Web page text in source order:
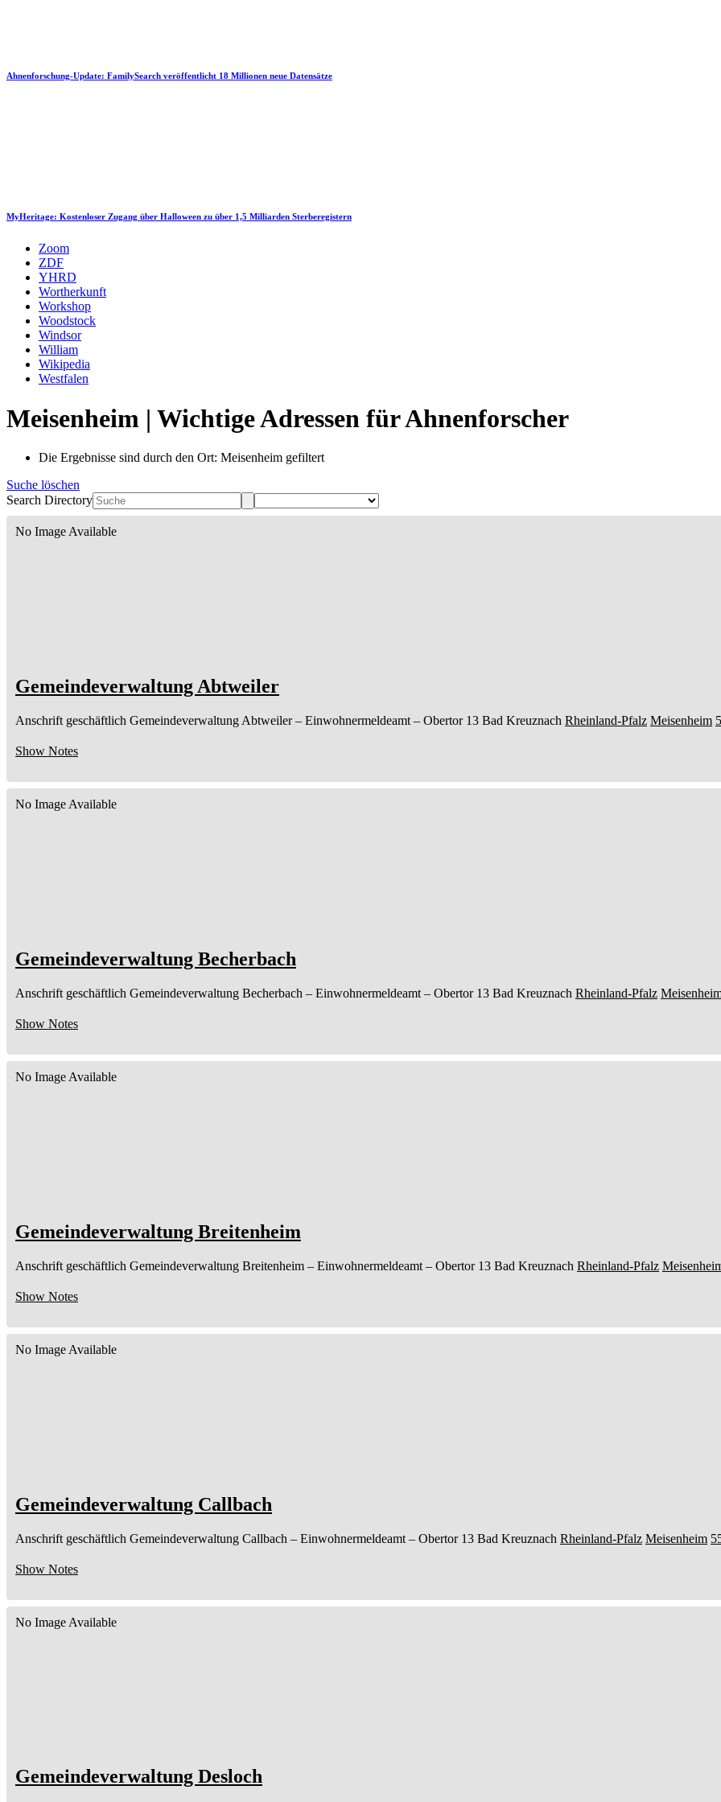
Ahnenforschung-Update: FamilySearch veröffentlicht 18 Millionen neue Datensätze
MyHeritage: Kostenloser Zugang über Halloween zu über 1,5 Milliarden Sterberegistern
Zoom
ZDF
YHRD
Wortherkunft
Workshop
Woodstock
Windsor
William
Wikipedia
Westfalen
Meisenheim | Wichtige Adressen für Ahnenforscher
Die Ergebnisse sind durch den Ort: Meisenheim gefiltert
Suche löschen
Search Directory
No Image Available
Gemeindeverwaltung Abtweiler
Anschrift geschäftlich Gemeindeverwaltung Abtweiler – Einwohnermeldeamt – Obertor 13 Bad Kreuznach Rheinland-Pfalz Meisenheim
Show Notes
No Image Available
Gemeindeverwaltung Becherbach
Anschrift geschäftlich Gemeindeverwaltung Becherbach – Einwohnermeldeamt – Obertor 13 Bad Kreuznach Rheinland-Pfalz
Show Notes
No Image Available
Gemeindeverwaltung Breitenheim
Anschrift geschäftlich Gemeindeverwaltung Breitenheim – Einwohnermeldeamt – Obertor 13 Bad Kreuznach Rheinland-Pfalz
Show Notes
No Image Available
Gemeindeverwaltung Callbach
Anschrift geschäftlich Gemeindeverwaltung Callbach – Einwohnermeldeamt – Obertor 13 Bad Kreuznach Rheinland-Pfalz Meisenheim
Show Notes
No Image Available
Gemeindeverwaltung Desloch